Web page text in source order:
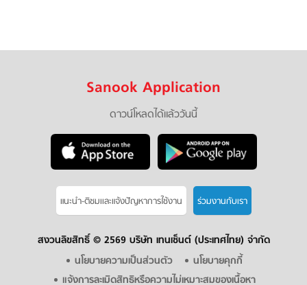
Sanook Application
ดาวน์โหลดได้แล้ววันนี้
แนะนำ-ติชมเเละแจ้งปัญหาการใช้งาน ร่วมงานกับเรา
สงวนลิขสิทธิ์ © 2569 บริษัท เทนเซ็นต์ (ประเทศไทย) จำกัด
นโยบายความเป็นส่วนตัว
นโยบายคุกกี้
แจ้งการละเมิดสิทธิหรือความไม่เหมาะสมของเนื้อหา